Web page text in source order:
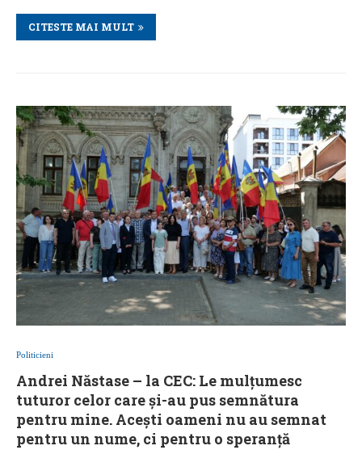
CITESTE MAI MULT
Politicieni
Andrei Năstase – la CEC: Le mulțumesc
tuturor celor care și-au pus semnătura
pentru mine. Acești oameni nu au semnat
pentru un nume, ci pentru o speranță